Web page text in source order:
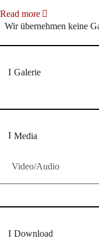
Read more
Wir übernehmen keine
Galerie
Media
Video/Audio
Download